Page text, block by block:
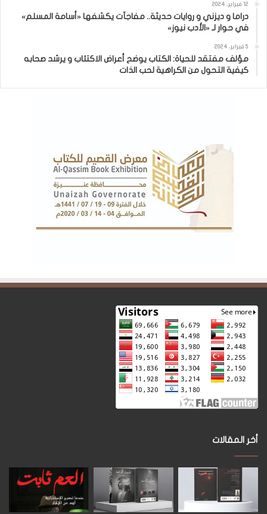
12 فبراير، 2024
دراما و ديزني و روايات حديثة.. مفاجآت يكشفها «أسامة المسلم»
في حوار لـ «الأدب نيوز»
5 فبراير، 2024
مؤلف مفتقد للحياة: الكتاب يوضح أعراض الاكتئاب و يرشد صحابه
كيفية التحول من الكراهية لحب الذات
أخر المقالات